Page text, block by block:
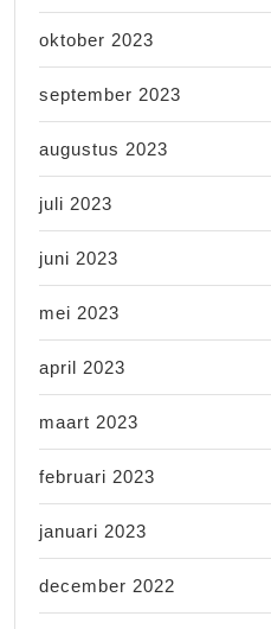
oktober 2023
september 2023
augustus 2023
juli 2023
juni 2023
mei 2023
april 2023
maart 2023
februari 2023
januari 2023
december 2022